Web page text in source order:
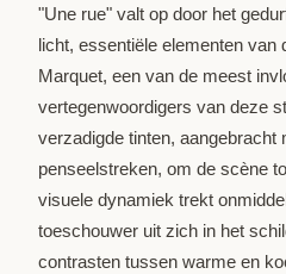
"Une rue" valt op door het
licht, essentiële elementen
Marquet, een van de meest
vertegenwoordigers van deze
verzadigde tinten, aangebracht
penseelstreken, om de scène
visuele dynamiek trekt
toeschouwer uit zich in het
contrasten tussen warme en